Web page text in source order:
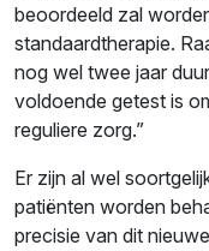
beoordeeld zal
standaardtherapie.
nog wel twee jaar
voldoende getest is
reguliere zorg.”
Er zijn al wel
patiënten worden
precisie van dit